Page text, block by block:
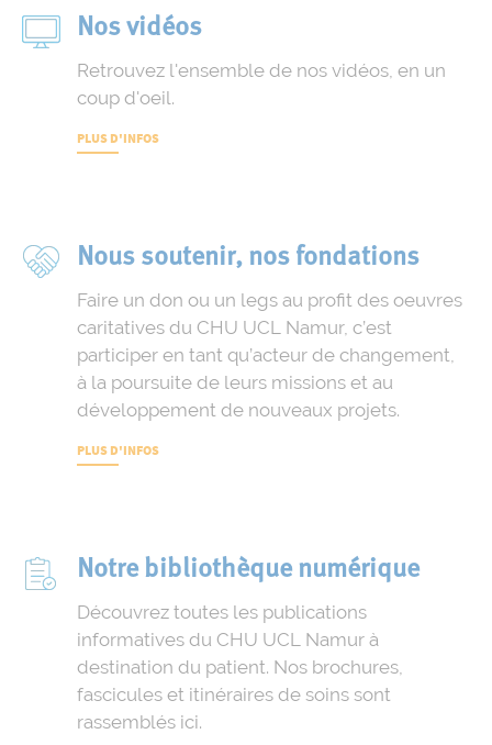
Nos vidéos
Retrouvez l'ensemble de nos vidéos, en un
coup d'oeil.
PLUS D'INFOS
Nous soutenir, nos fondations
Faire un don ou un legs au profit des oeuvres
caritatives du CHU UCL Namur, c’est
participer en tant qu’acteur de changement,
à la poursuite de leurs missions et au
développement de nouveaux projets.
PLUS D'INFOS
Notre bibliothèque numérique
Découvrez toutes les publications
informatives du CHU UCL Namur à
destination du patient. Nos brochures,
fascicules et itinéraires de soins sont
rassemblés ici.